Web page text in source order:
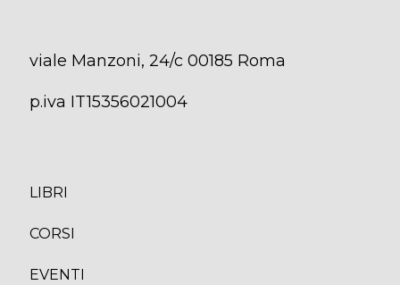
viale Manzoni, 24/c 00185 Roma
p.iva IT15356021004
LIBRI
CORS
EVENTI